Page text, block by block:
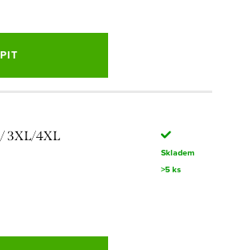
3XL/4XL
Skladem
>5 ks